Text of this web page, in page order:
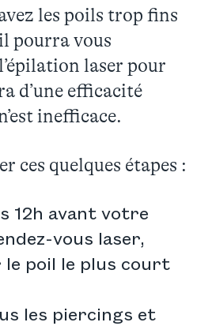
les poils trop fins
pourra vous
laser pour
d’une efficacité
inefficace.
ces quelques étapes :
12h avant votre
vous laser,
le poil le plus court
les piercings et